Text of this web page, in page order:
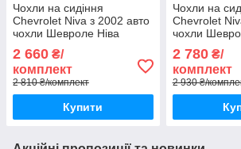
Чохли на сидіння
Chevrolet Niva з 2002 авто
чохли Шевроле Ніва
2 660 ₴/
комплект
2 810 ₴/комплект
Купити
Чохли на
Chevrolet
чохли
2 780₴/
комплект
2 930 ₴/